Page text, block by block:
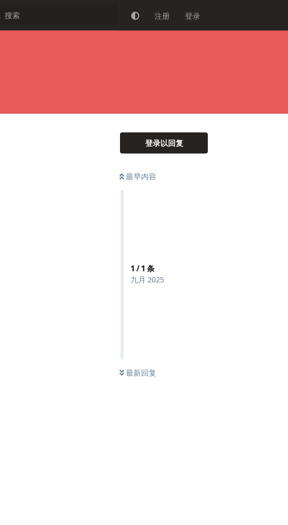
注册 登录
登录以回复
最早内容
1 /1 条
九月 2025
最新回复